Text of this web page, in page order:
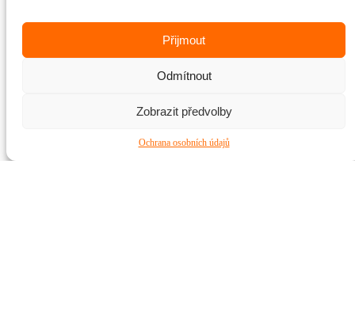
Přijmout
Odmítnout
Zobrazit předvolby
Ochrana osobních údajů